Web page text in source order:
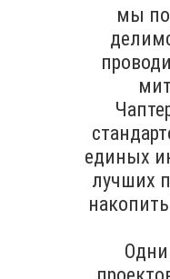
мы
единых
лучших